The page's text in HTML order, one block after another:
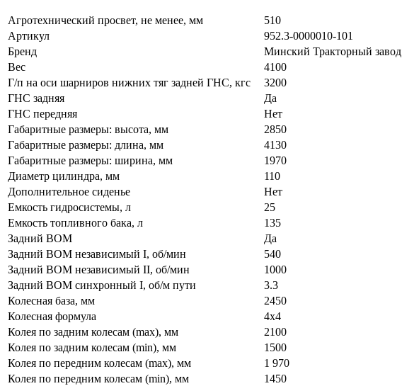
Агротехнический просвет, не менее, мм
510
Артикул
952.3-0000010-101
Бренд
Минский Тракторный завод
Вес
4100
Г/п на оси шарниров нижних тяг задней ГНС, кгс
3200
ГНС задняя
Да
ГНС передняя
Нет
Габаритные размеры: высота, мм
2850
Габаритные размеры: длина, мм
4130
Габаритные размеры: ширина, мм
1970
Диаметр цилиндра, мм
110
Дополнительное сиденье
Нет
Емкость гидросистемы, л
25
Емкость топливного бака, л
135
Задний ВОМ
Да
Задний ВОМ независимый I, об/мин
540
Задний ВОМ независимый II, об/мин
1000
Задний ВОМ синхронный I, об/м пути
3.3
Колесная база, мм
2450
Колесная формула
4х4
Колея по задним колесам (max), мм
2100
Колея по задним колесам (min), мм
1500
Колея по передним колесам (max), мм
1 970
Колея по передним колесам (min), мм
1450